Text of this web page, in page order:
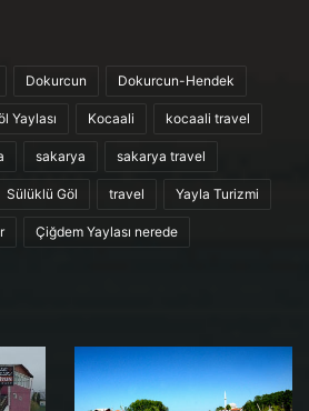
Dokurcun Dokurcun-Hendek
Yaylası Kocaali kocaali travel
sakarya sakarya travel
Sülüklü Göl travel Yayla Turizmi
Çiğdem Yaylası nerede